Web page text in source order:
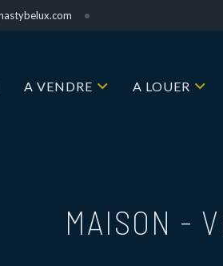
A VENDRE A LOUER
MAISON -